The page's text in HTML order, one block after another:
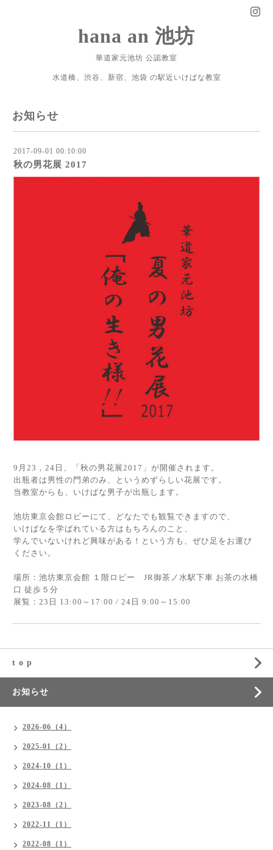
hana an 池坊
華道家元池坊 公認教室
水道橋、渋谷、新宿、池袋 の駅近いけばな教室
お知らせ
2017-09-01 00:10:00
秋の男花展 2017
9月23，24日、「秋の男花展2017」が開催されます。
出瓶者は男性の門弟のみ、というめずらしい花展です。
当教室からも、いけばな男子が出瓶します。
池坊東京会館ロビーにて、どなたでも観覧できますので、
いけばなを学ばれている方はもちろんのこと、
学んでいないけれど興味がある！という方も、ぜひ足をお運び
ください。
場所：池坊東京会館 １階ロビー JR御茶ノ水駅下車 お茶の水橋
口 徒歩５分
展覧：23日 13:00～17:00 / 24日 9:00～15:00
t o p
お知らせ
2026-06（4）
2025-01（2）
2024-10（1）
2024-08（1）
2023-08（2）
2022-11（1）
2022-08（1）